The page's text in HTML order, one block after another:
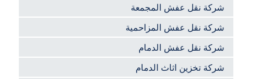
شركة نقل عفش المجمعة
شركة نقل عفش المزاحمية
شركة نقل عفش الدمام
شركة تخزين اثاث الدمام